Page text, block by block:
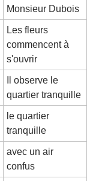
Monsieur Dubois
Les fleurs
commencent à
s'ouvrir
Il observe le
quartier tranquille
le quartier
tranquille
avec un air
confus